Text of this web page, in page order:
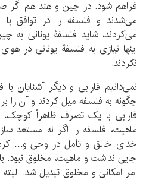
فراهم شود. در چین و هند هم اگر
می‌شدند و فلسفه را در توافق
می‌کردند، شاید فلسفۀ یونانی به
اینها نیازی به فلسفۀ یونانی در
نکردند.
نمی‌دانیم فارابی و دیگر آشنایان با
چگونه به فلسفه میل کردند و آن را
فارابی با یک تصرف ظاهراً
ماهیت، فلسفه را اگر نه مستعد
خدای خالق و تأمل در وحی و…
جایی نداشت و ماهیت، مخلوق نبود.
امر امکانی و مخلوق تبدیل شد.